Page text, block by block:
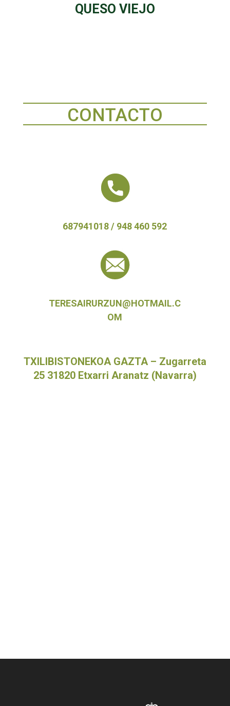
QUESO VIEJO
CONTACTO
687941018 / 948 460 592
TERESAIRURZUN@HOTMAIL.C
OM
TXILIBISTONEKOA GAZTA – Zugarreta
25 31820 Etxarri Aranatz (Navarra)